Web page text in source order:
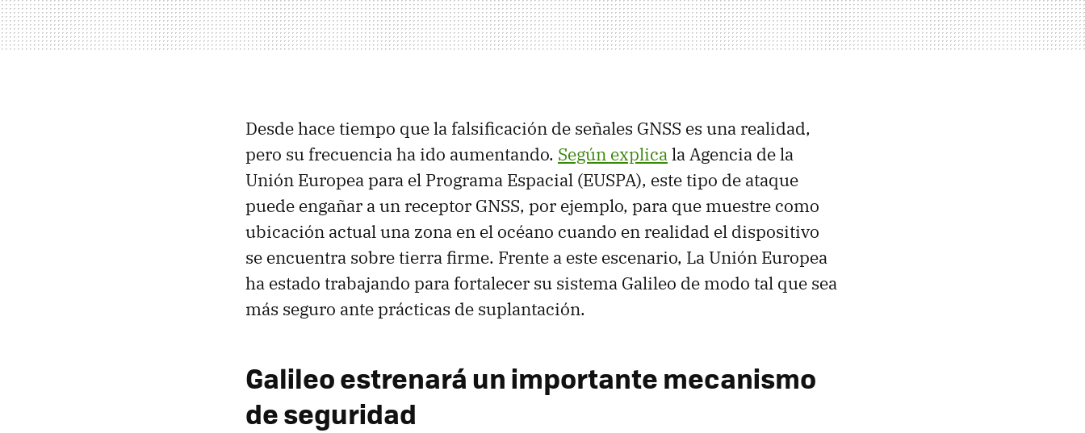
Desde hace tiempo que la falsificación de señales GNSS es una realidad,
pero su frecuencia ha ido aumentando. Según explicala Agencia de la
Unión Europea para el Programa Espacial (EUSPA), este tipo de ataque
puede engañar a un receptor GNSS, por ejemplo, para que muestre como
ubicación actual una zona en el océano cuando en realidad el dispositivo
se encuentra sobre tierra firme. Frente a este escenario, La Unión Europea
ha estado trabajando para fortalecer su sistema Galileo de modo tal que sea
más seguro ante prácticas de suplantación.
Galileo estrenará un importante mecanismo
de seguridad